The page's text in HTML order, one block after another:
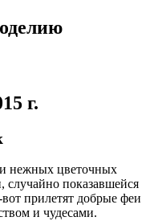
г.
нежных цветочных
случайно показавшейся
прилетят добрые феи
и чудесами.